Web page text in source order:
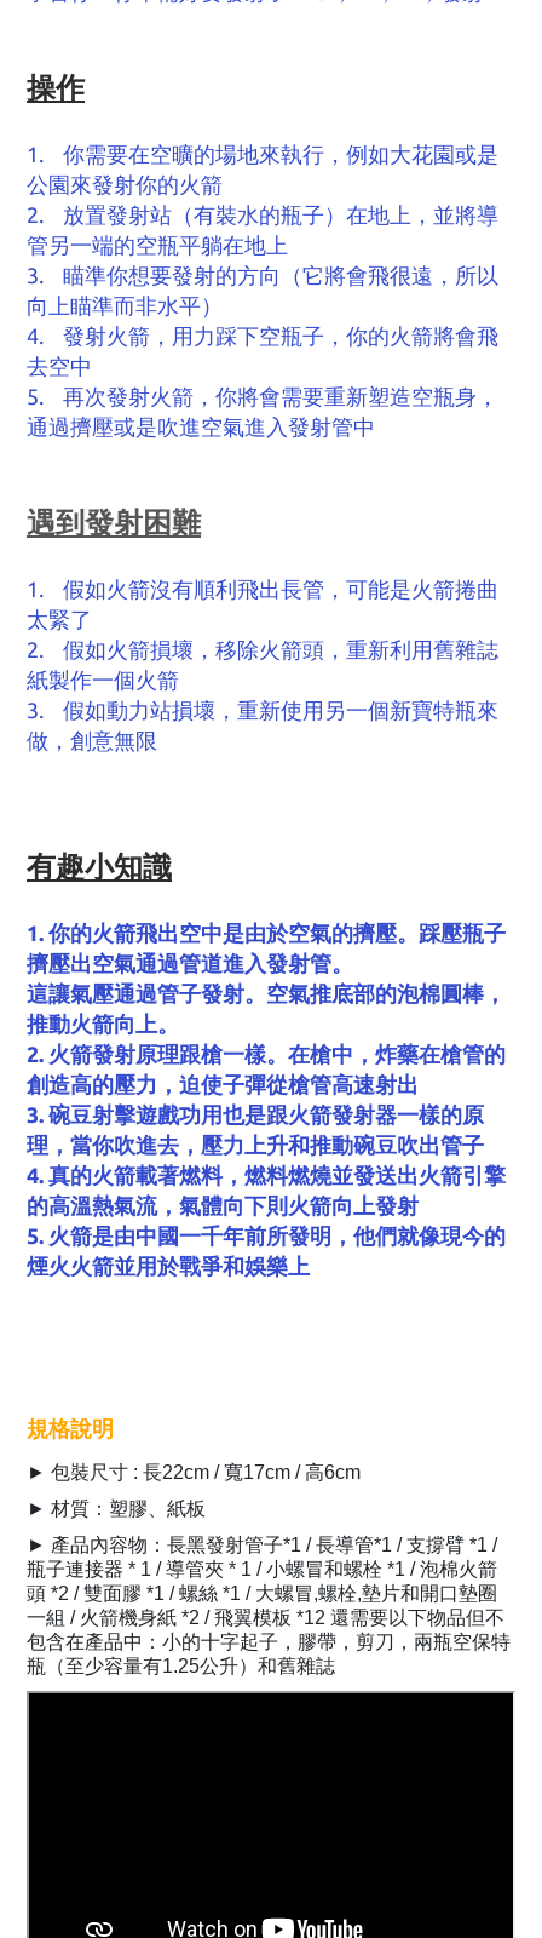
操作
1. 你需要在空曠的場地來執行，例如大花園或是
公園來發射你的火箭
2. 放置發射站（有裝水的瓶子）在地上，並將導
管另一端的空瓶平躺在地上
3. 瞄準你想要發射的方向（它將會飛很遠，所以
向上瞄準而非水平）
4. 發射火箭，用力踩下空瓶子，你的火箭將會飛
去空中
5. 再次發射火箭，你將會需要重新塑造空瓶身，
通過擠壓或是吹進空氣進入發射管中
遇到發射困難
1. 假如火箭沒有順利飛出長管，可能是火箭捲曲
太緊了
2. 假如火箭損壞，移除火箭頭，重新利用舊雜誌
紙製作一個火箭
3. 假如動力站損壞，重新使用另一個新寶特瓶來
做，創意無限
有趣小知識
1. 你的火箭飛出空中是由於空氣的擠壓。踩壓瓶子
擠壓出空氣通過管道進入發射管。
這讓氣壓通過管子發射。空氣推底部的泡棉圓棒，
推動火箭向上。
2. 火箭發射原理跟槍一樣。在槍中，炸藥在槍管的
創造高的壓力，迫使子彈從槍管高速射出
3. 碗豆射擊遊戲功用也是跟火箭發射器一樣的原
理，當你吹進去，壓力上升和推動碗豆吹出管子
4. 真的火箭載著燃料，燃料燃燒並發送出火箭引擎
的高溫熱氣流，氣體向下則火箭向上發射
5. 火箭是由中國一千年前所發明，他們就像現今的
煙火火箭並用於戰爭和娛樂上
規格說明
► 包裝尺寸 : 長22cm / 寬17cm / 高6cm
► 材質：塑膠、紙板
► 產品內容物：長黑發射管子*1 / 長導管*1 / 支撐臂 *1 /
瓶子連接器 * 1 / 導管夾 * 1 / 小螺冒和螺栓 *1 / 泡棉火箭
頭 *2 / 雙面膠 *1 / 螺絲 *1 / 大螺冒,螺栓,墊片和開口墊圈
一組 / 火箭機身紙 *2 / 飛翼模板 *12 還需要以下物品但不
包含在產品中：小的十字起子，膠帶，剪刀，兩瓶空保特
瓶（至少容量有1.25公升）和舊雜誌